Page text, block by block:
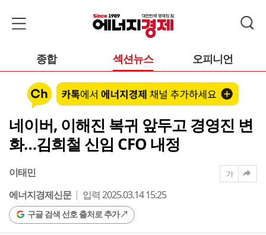
종합 섹션뉴스 오피니언
네이버, 이해진 복귀 앞두고 경영진 변
화…김희철 신임 CFO 내정
이태민
에너지경제신문
입력 2025.03.14 15:25
구글 검색 선호 출처로 추가
가